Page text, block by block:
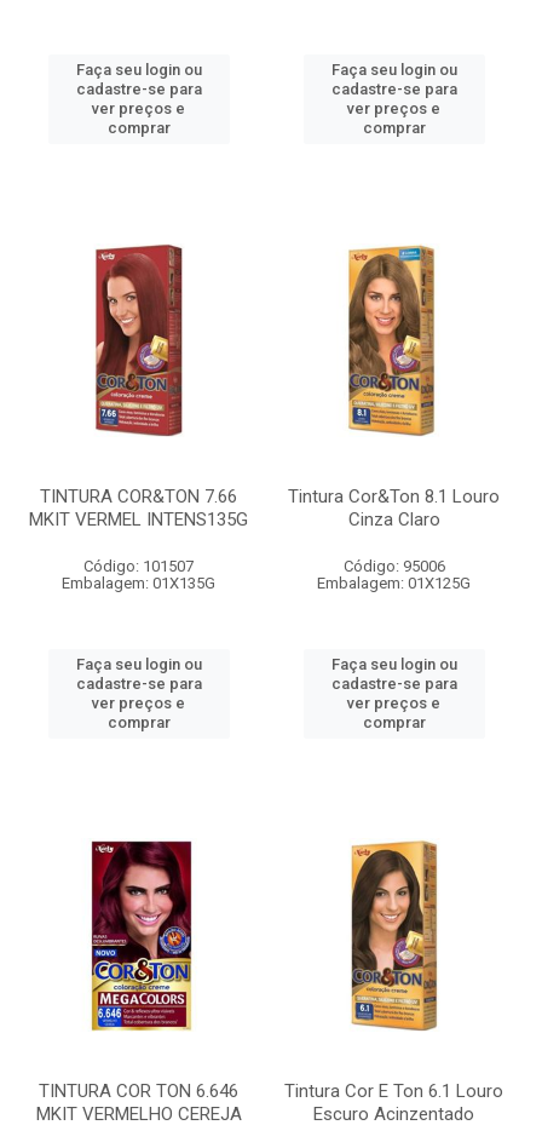
Faça seu login ou
cadastre-se para
ver preços e
comprar
Faça seu login ou
cadastre-se para
ver preços e
comprar
TINTURA COR&TON 7.66
MKIT VERMEL INTENS135G
Código: 101507
Embalagem: 01X135G
Faça seu login ou
cadastre-se para
ver preços e
comprar
Tintura Cor&Ton 8.1 Louro
Cinza Claro
Código: 95006
Embalagem: 01X125G
Faça seu login ou
cadastre-se para
ver preços e
comprar
TINTURA COR TON 6.646
MKIT VERMELHO CEREJA
Tintura Cor E Ton 6.1 Louro
Escuro Acinzentado